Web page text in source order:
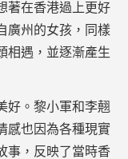
著在香港過上更好
廣州的女孩，同樣
相遇，並逐漸產生
好。黎小軍和李翹
感也因為各種現實
事，反映了當時香